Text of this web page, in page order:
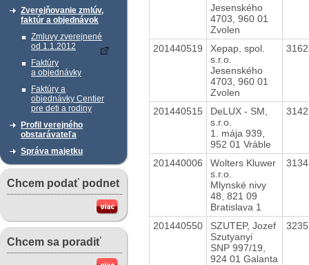
Zverejňovanie zmlúv,
faktúr a objednávok
Zmluvy zverejnené
od 1.1.2012
Faktúry
a objednávky
Faktúry a
objednávky Centier
pre deti a rodiny
Profil verejného
obstarávateľa
Správa majetku
Chcem podať podnet
Chcem sa poradiť
Jesenského
4703, 960 01
Zvolen
201440519
Xepap, spol.
s.r.o.
Jesenského
4703, 960 01
Zvolen
201440515
DeLUX - SM,
s.r.o.
1. mája 939,
952 01 Vráble
201440006
Wolters Kluwer
s.r.o.
Mlynské nivy
48, 821 09
Bratislava 1
201440550
SZUTEP, Jozef
Szutyanyi
SNP 997/19,
924 01 Galanta